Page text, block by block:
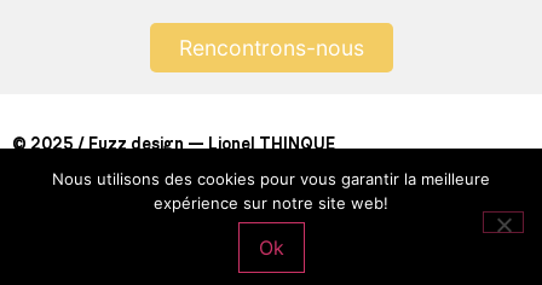
Rencontrons-nous
© 2025 / Fuzz design — Lionel THINQUE
Mentions légales
Nous utilisons des cookies pour vous garantir la meilleure
expérience sur notre site web!
Ok